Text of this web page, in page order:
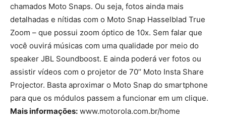
chamados Moto Snaps. Ou seja, fotos ainda mais
detalhadas e nítidas com o Moto Snap Hasselblad True
Zoom – que possui zoom óptico de 10x. Sem falar que
você ouvirá músicas com uma qualidade por meio do
speaker JBL Soundboost. E ainda poderá ver fotos ou
assistir vídeos com o projetor de 70’’ Moto Insta Share
Projector. Basta aproximar o Moto Snap do smartphone
para que os módulos passem a funcionar em um clique.
Mais informações: www.motorola.com.br/home